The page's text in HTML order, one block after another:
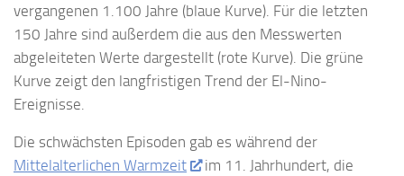
vergangenen 1.100 Jahre (blaue Kurve). Für die letzten
150 Jahre sind außerdem die aus den Messwerten
abgeleiteten Werte dargestellt (rote Kurve). Die grüne
Kurve zeigt den langfristigen Trend der El-Nino-
Ereignisse.
Die schwächsten Episoden gab es während der
Mittelalterlichen Warmzeit
im 11. Jahrhundert, die